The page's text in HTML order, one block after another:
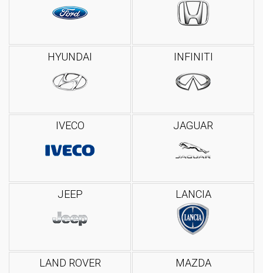
HYUNDAI INFINITI
IVECO JAGUAR
JEEP LANCIA
LAND ROVER MAZDA